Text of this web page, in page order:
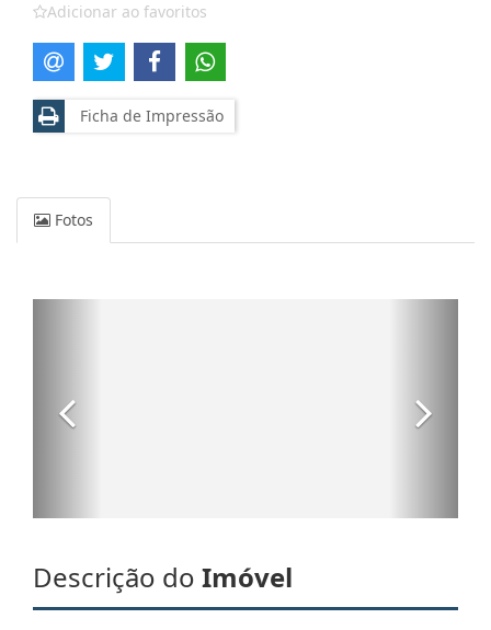
Adicionar ao favoritos
Ficha de Impressão
Fotos
Descrição do Imóvel